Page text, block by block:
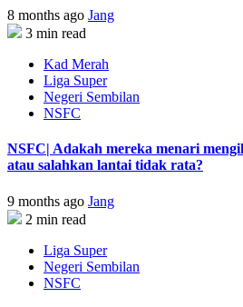
8 months ago Jang
3 min read
Kad Merah
Liga Super
Negeri Sembilan
NSFC
NSFC| Adakah mereka menari
atau salahkan lantai tidak rata?
9 months ago Jang
2 min read
Liga Super
Negeri Sembilan
NSFC